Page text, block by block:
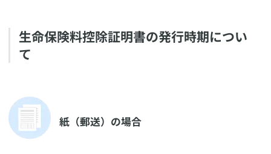
その一環として、以下にご登録いただいているご契約者さまにつ
きましては、一部の保険種類、所定の契約状態の方を除き、毎年
ダウンロードに加え、2024年度よりマイナポータルとの連携を
開始しました。
これまでより一層便利になりますので、ぜひ電子データをご利用
いただき、生命保険料控除証明書のペーパーレス化へのご協力を
お願いいたします。
​生命保険料控除証明書の発行時期につい
て
​紙（郵送）の場合